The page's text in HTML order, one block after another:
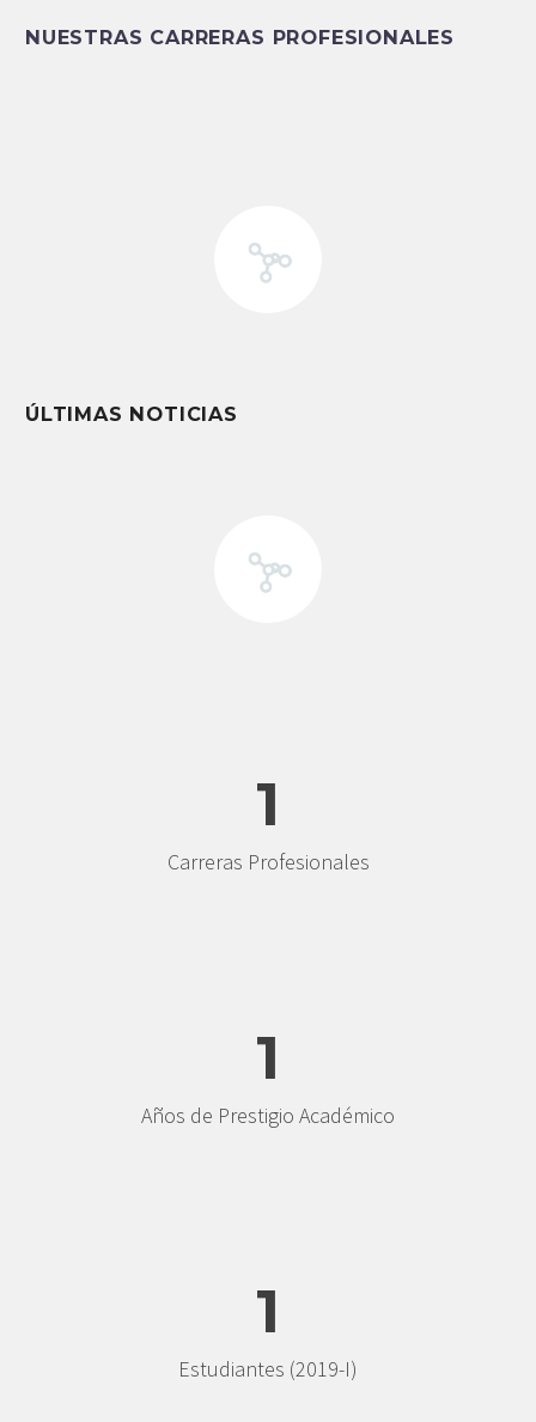
NUESTRAS CARRERAS PROFESIONALES
ÚLTIMAS NOTICIAS
1
Carreras Profesionales
1
Años de Prestigio Académico
1
Estudiantes (2019-I)